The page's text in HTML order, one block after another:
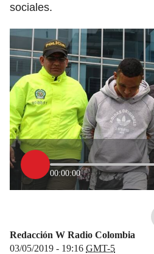
sociales.
00:00:00
Redacción W Radio Colombia
03/05/2019 - 19:16 GMT-5